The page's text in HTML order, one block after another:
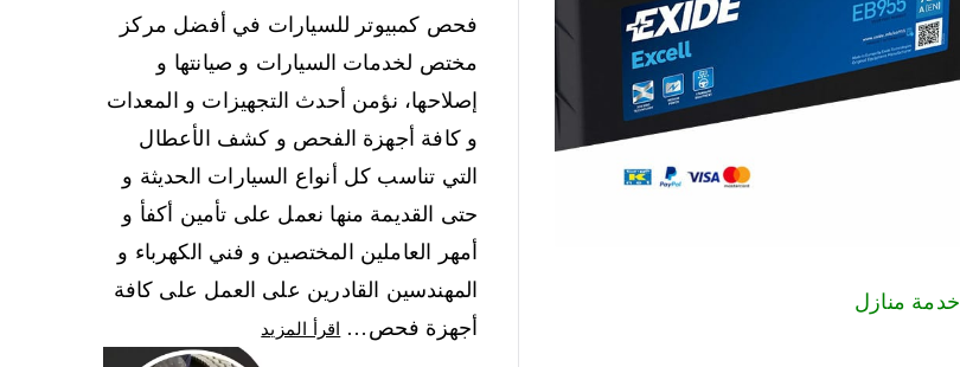
فحص كمبيوتر للسيارات في أفضل مركز
مختص لخدمات السيارات و صيانتها و
إصلاحها، نؤمن أحدث التجهيزات و المعدات
و كافة أجهزة الفحص و كشف الأعطال
التي تناسب كل أنواع السيارات الحديثة و
حتى القديمة منها نعمل على تأمين أكفأ و
أمهر العاملين المختصين و فني الكهرباء و
المهندسين القادرين على العمل على كافة
أجهزة فحص…
اقرأ المزيد